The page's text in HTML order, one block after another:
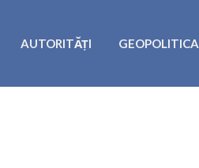
AUTORITĂȚI GEOPOLITICA